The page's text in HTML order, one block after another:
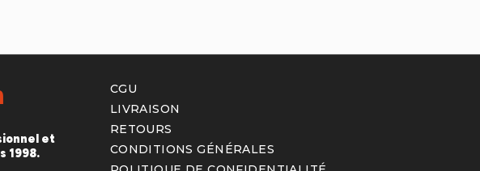
et
1998.
CGU
LIVRAISON
RETOURS
CONDITIONS GÉNÉRALES